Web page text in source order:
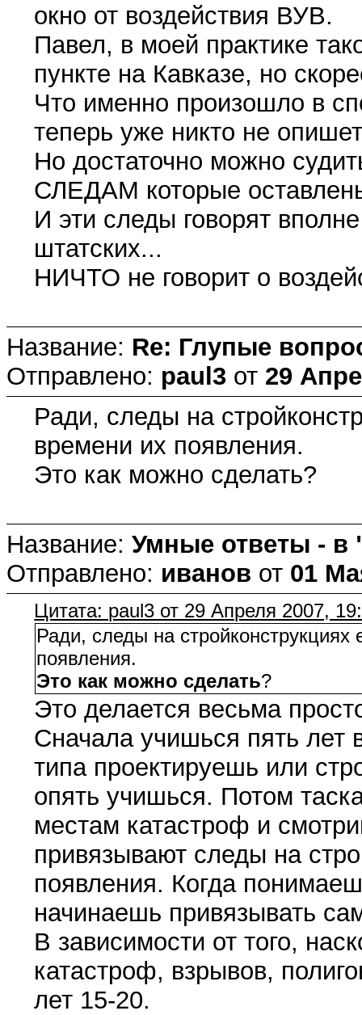
окно от воздействия ВУВ.
Павел, в моей практике
пункте на Кавказе, но
Что именно произошло в
теперь уже никто не
Но достаточно можно
СЛЕДАМ которые
И эти следы говорят
штатских...
НИЧТО не говорит о
Название: Re: Глупые
Отправлено: paul3 от 29
Ради, следы на
времени их появления.
Это как можно сделать?
Название: Умные ответы - в
Отправлено: иванов от 01
Цитата: paul3 от 29 Апреля 2007,
Ради, следы на
появления.
Это как можно сделать?
Это делается весьма
Сначала учишься пять лет
типа проектируешь или
опять учишься. Потом
местам катастроф и
привязывают следы на
появления. Когда
начинаешь привязывать
В зависимости от того,
катастроф, взрывов,
лет 15-20.